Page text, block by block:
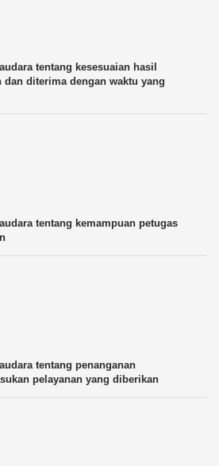
tentang kesesuaian hasil
diterima dengan waktu yang
tentang kemampuan petugas
tentang penanganan
pelayanan yang diberikan